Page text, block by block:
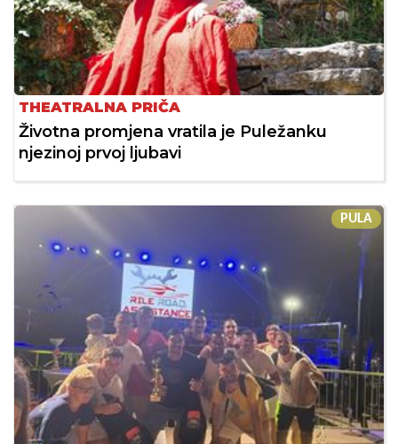
THEATRALNA PRIČA
Životna promjena vratila je Puležanku
njezinoj prvoj ljubavi
PULA